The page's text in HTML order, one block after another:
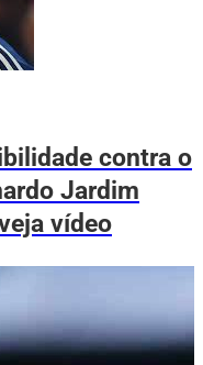
contra o
Jardim
vídeo